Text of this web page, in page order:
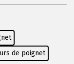
de poignet